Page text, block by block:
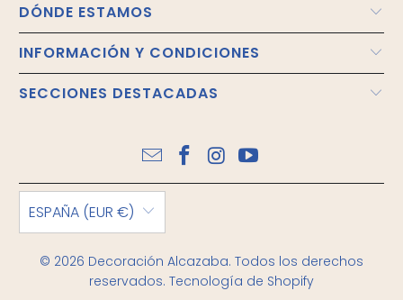
DÓNDE ESTAMOS
INFORMACIÓN Y CONDICIONES
SECCIONES DESTACADAS
ESPAÑA (EUR €)
© 2026 Decoración Alcazaba. Todos los derechos
reservados. Tecnología de Shopify